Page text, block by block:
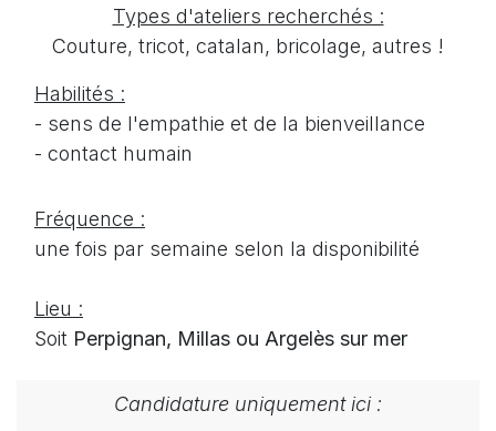
Types d'ateliers recherchés :
Couture, tricot, catalan, bricolage, autres !
Habilités :
- sens de l'empathie et de la bienveillance
- contact humain
Fréquence :
une fois par semaine selon la disponibilité
Lieu :
Soit Perpignan, Millas ou Argelès sur mer
Candidature uniquement ici :